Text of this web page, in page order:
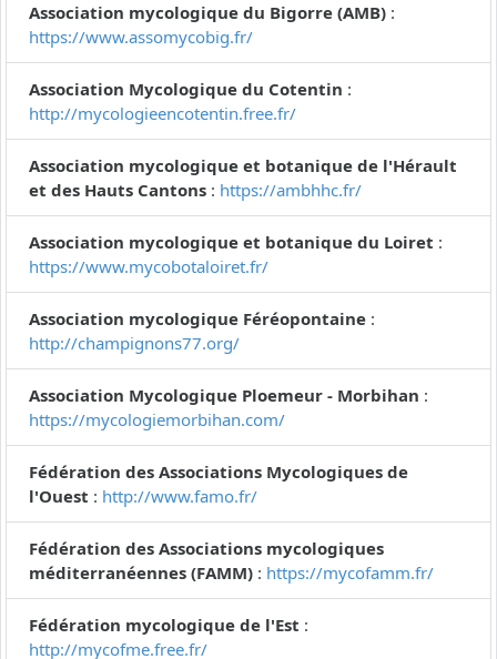
Association mycologique du Bigorre (AMB) :
https://www.assomycobig.fr/
Association Mycologique du Cotentin :
http://mycologieencotentin.free.fr/
Association mycologique et botanique de l'Hérault
et des Hauts Cantons : https://ambhhc.fr/
Association mycologique et botanique du Loiret :
https://www.mycobotaloiret.fr/
Association mycologique Féréopontaine :
http://champignons77.org/
Association Mycologique Ploemeur - Morbihan :
https://mycologiemorbihan.com/
Fédération des Associations Mycologiques de
l'Ouest : http://www.famo.fr/
Fédération des Associations mycologiques
méditerranéennes (FAMM) : https://mycofamm.fr/
Fédération mycologique de l'Est :
http://mycofme.free.fr/